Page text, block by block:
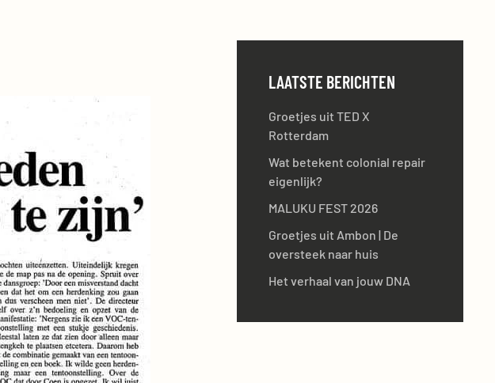
LAATSTE BERICHTEN
Groetjes uit TED X
Rotterdam
Wat betekent colonial repair
eigenlijk?
MALUKU FEST 2026
Groetjes uit Ambon | De
oversteek naar huis
Het verhaal van jouw DNA